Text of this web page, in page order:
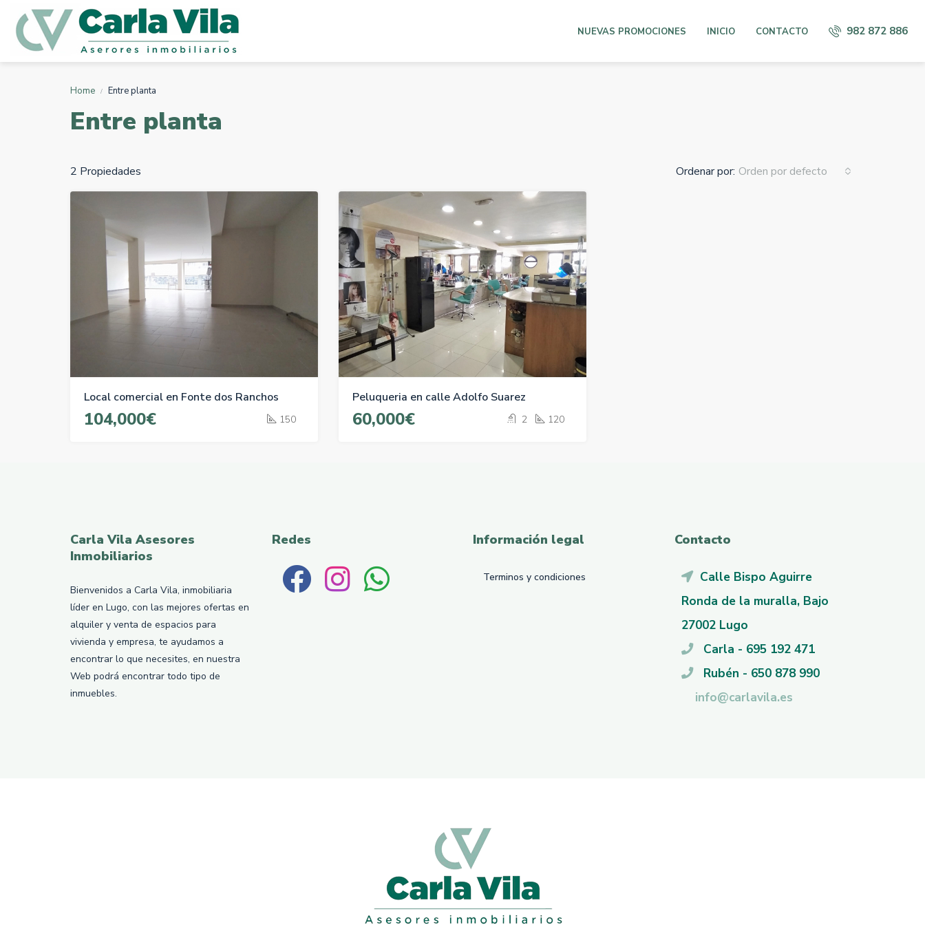
NUEVAS PROMOCIONES INICIO CONTACTO 982 872 886
Home Entre planta
Entre planta
2 Propiedades Ordenar por: Orden por defecto
Local comercial en Fonte dos Ranchos
104,000€ 150
Peluqueria en calle Adolfo Suarez
60,000€ 2 120
Carla Vila Asesores
Inmobiliarios
Bienvenidos a Carla Vila, inmobiliaria
líder en Lugo, con las mejores ofertas en
alquiler y venta de espacios para
vivienda y empresa, te ayudamos a
encontrar lo que necesites, en nuestra
Web podrá encontrar todo tipo de
inmuebles.
Redes Información legal
Terminos y condiciones
Contacto
Calle Bispo Aguirre
Ronda de la muralla, Bajo
27002 Lugo
Carla - 695 192 471
Rubén - 650 878 990
info@carlavila.es